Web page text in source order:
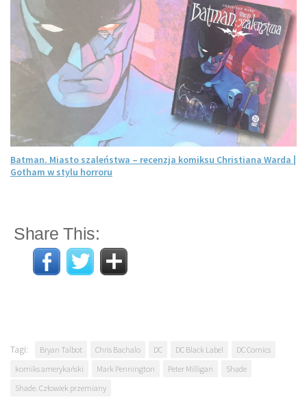
Batman. Miasto szaleństwa – recenzja komiksu Christiana Warda |
Gotham w stylu horroru
Share This:
Tagi: Bryan Talbot Chris Bachalo DC DC Black Label
DC Comics
komiks amerykański
Mark Pennington Peter Milligan
Shade
Shade. Człowiek przemiany